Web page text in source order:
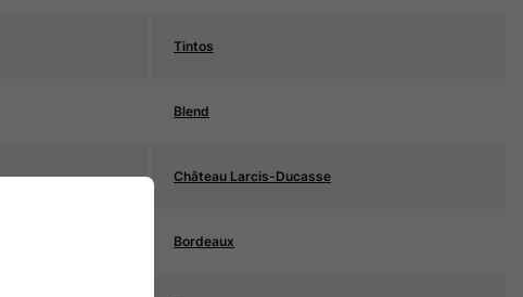
Tintos
Blend
Château Larcis-Ducasse
Bordeaux